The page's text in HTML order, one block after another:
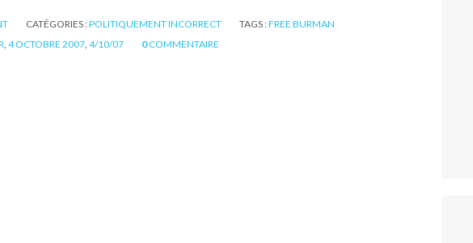
CATÉGORIES :POLITIQUEMENT INCORRECT TAGS :FREE BURMAN
, 4 OCTOBRE 2007, 4/10/07 0 COMMENTAIRE